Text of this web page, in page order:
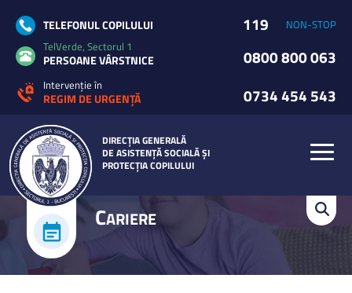
DIRECȚIA GENERALĂ
DE ASISTENȚĂ SOCIALĂ ȘI
PROTECȚIA COPILULUI
TELEFONUL COPILULUI 119
NON-STOP
TelVerde, Sectorul 1
PERSOANE VÂRSTNICE 0800 800 063
Intervenție în
REGIM DE URGENȚĂ 0734 454 543
CARIERE